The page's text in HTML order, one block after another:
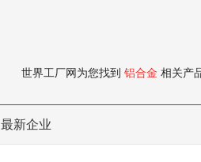
世界工厂网为您找到 铝合金 相关产
最新企业